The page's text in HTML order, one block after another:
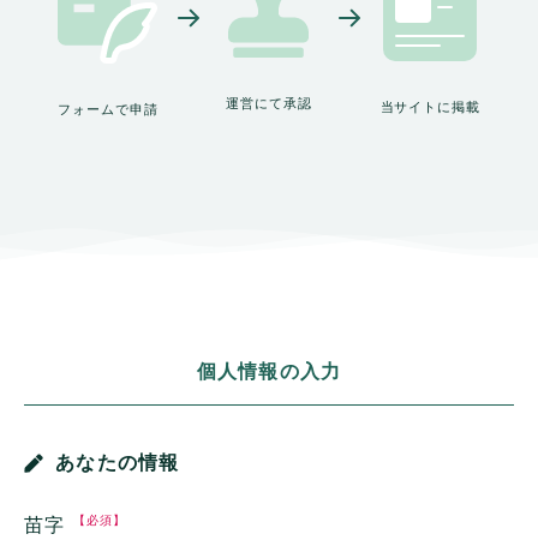
フォームで申請 運営にて承認 当サイトに掲載
個人情報の入力
あなたの情報
苗字 【必須】